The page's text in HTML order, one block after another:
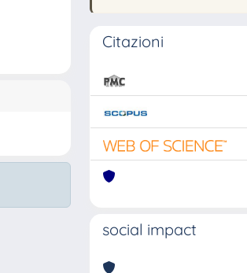
Citazioni
social impact